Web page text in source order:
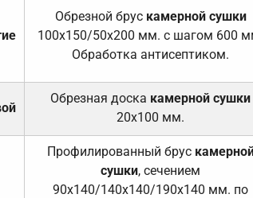
Обрезной брус камерной сушки
100х150/50х200 мм. с шагом 600
Обработка антисептиком.
Обрезная доска камерной сушки
20х100 мм.
Профилированный брус
сушки, сечением
90х140/140х140/190х140 мм. по